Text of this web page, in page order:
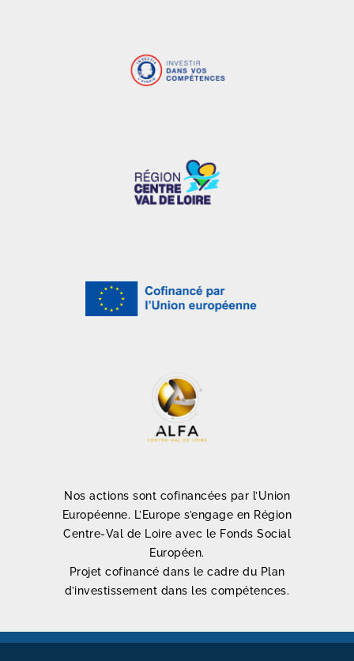
Nos actions sont cofinancées par l’Union
Européenne. L’Europe s’engage en Région
Centre-Val de Loire avec le Fonds Social
Européen.
Projet cofinancé dans le cadre du Plan
d’investissement dans les compétences.